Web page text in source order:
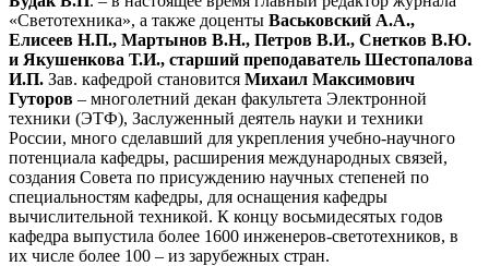
«Светотехника», а также доценты Васьковский А.А.,
Елисеев Н.П., Мартынов В.Н., Петров В.И., Снетков В.Ю.
и Якушенкова Т.И., старший преподаватель Шестопалова
И.П. Зав. кафедрой становится Михаил Максимович
Гуторов – многолетний декан факультета Электронной
техники (ЭТФ), Заслуженный деятель науки и техники
России, много сделавший для укрепления учебно-научного
потенциала кафедры, расширения международных связей,
создания Совета по присуждению научных степеней по
специальностям кафедры, для оснащения кафедры
вычислительной техникой. К концу восьмидесятых годов
кафедра выпустила более 1600 инженеров-светотехников, в
их числе более 100 – из зарубежных стран.